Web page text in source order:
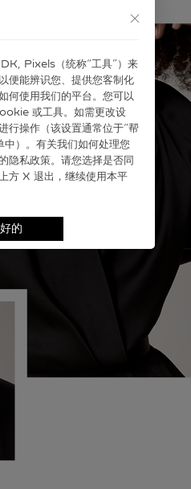
Pixels（统称“⼯具”）来
便能辨识您、提供您客制化
何使⽤我们的平台。您可以
或⼯具。如需更改设
⾏操作（该设置通常位于“帮
中）。有关我们如何处理您
隐私政策。请您选择是否同
⽅ X 退出，继续使⽤本平
好的